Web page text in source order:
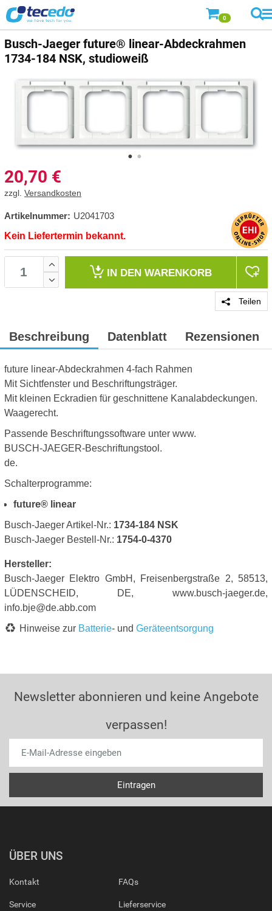
0
Busch-Jaeger future® linear-Abdeckrahmen
1734-184 NSK, studioweiß
20,70 €
zzgl. Versandkosten
Artikelnummer: U2041703
Kein Liefertermin bekannt.
IN DEN WARENKORB
Teilen
Beschreibung Datenblatt Rezensionen
future linear-Abdeckrahmen 4-fach Rahmen
Mit Sichtfenster und Beschriftungsträger.
Mit kleinen Eckradien für geschnittene Kanalabdeckungen.
Waagerecht.
Passende Beschriftungssoftware unter www.
BUSCH-JAEGER-Beschriftungstool.
de.
Schalterprogramme:
future® linear
Busch-Jaeger Artikel-Nr.: 1734-184 NSK
Busch-Jaeger Bestell-Nr.: 1754-0-4370
Hersteller:
Busch-Jaeger Elektro GmbH, Freisenbergstraße 2, 58513,
LÜDENSCHEID, DE, www.busch-jaeger.de,
info.bje@de.abb.com
Hinweise zur Batterie- und Geräteentsorgung
Newsletter abonnieren und keine Angebote
verpassen!
ÜBER UNS
Kontakt
Service
FAQs
Lieferservice